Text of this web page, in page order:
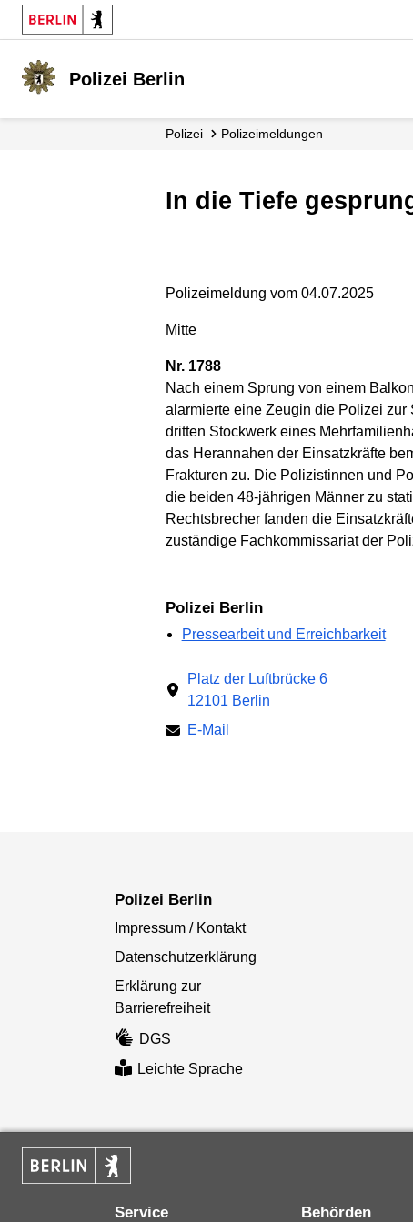
Polizei Berlin
Polizei Polizei­meldungen
In die Tiefe
Polizeimeldung vom 04.07.2025
Mitte
Nr. 1788
Nach einem Sprung von einem
alarmierte eine Zeugin die Polizei
dritten Stockwerk eines
das Herannahen der Einsatzkräfte
Frakturen zu. Die Polizistinnen und
die beiden 48-jährigen Männer zu
Rechtsbrecher fanden die
zuständige Fachkommissariat der
Polizei Berlin
Pressearbeit und Erreichbarkeit
Platz der Luftbrücke 6
12101 Berlin
E-Mail
Polizei Berlin
Impressum / Kontakt
Datenschutzerklärung
Erklärung zur
Barrierefreiheit
DGS
Leichte Sprache
Service Behörden